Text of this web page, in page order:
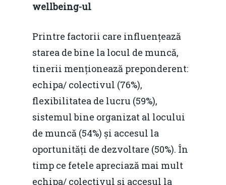
wellbeing-ul
Printre factorii care influențează
starea de bine la locul de muncă,
tinerii menționează preponderent:
echipa/ colectivul (76%),
flexibilitatea de lucru (59%),
sistemul bine organizat al locului
de muncă (54%) și accesul la
oportunități de dezvoltare (50%). În
timp ce fetele apreciază mai mult
echipa/ colectivul și accesul la
Home
Noutăți
Despre